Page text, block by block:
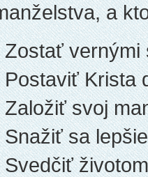
a
Zostať
Postaviť Krista
Založiť svoj
Snažiť sa
Svedčiť